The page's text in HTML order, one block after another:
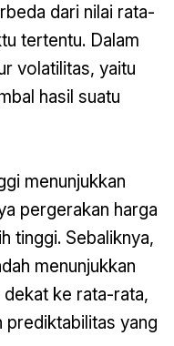
dari nilai rata-
tertentu. Dalam
volatilitas, yaitu
hasil suatu
menunjukkan
pergerakan harga
tinggi. Sebaliknya,
menunjukkan
ke rata-rata,
prediktabilitas yang